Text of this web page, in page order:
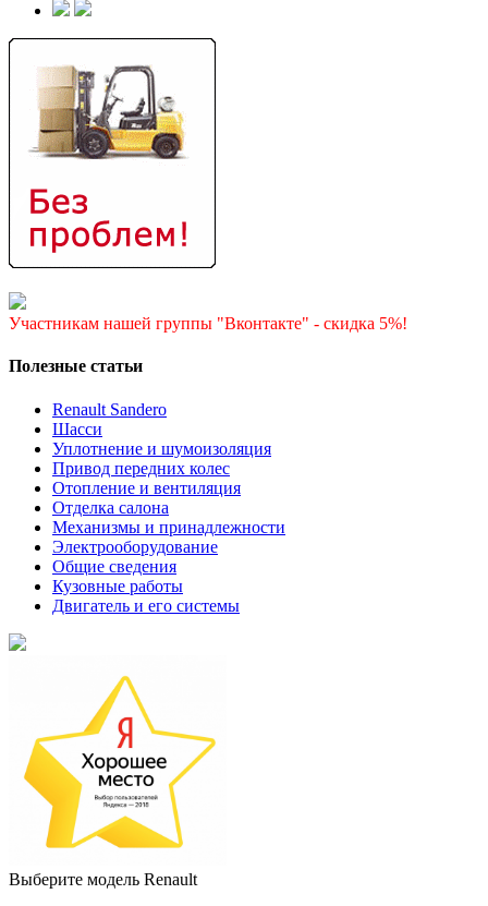
Участникам нашей группы "Вконтакте" - скидка 5%!
Полезные статьи
Renault Sandero
Шасси
Уплотнение и шумоизоляция
Привод передних колес
Отопление и вентиляция
Отделка салона
Механизмы и принадлежности
Электрооборудование
Общие сведения
Кузовные работы
Двигатель и его системы
Выберите модель Renault